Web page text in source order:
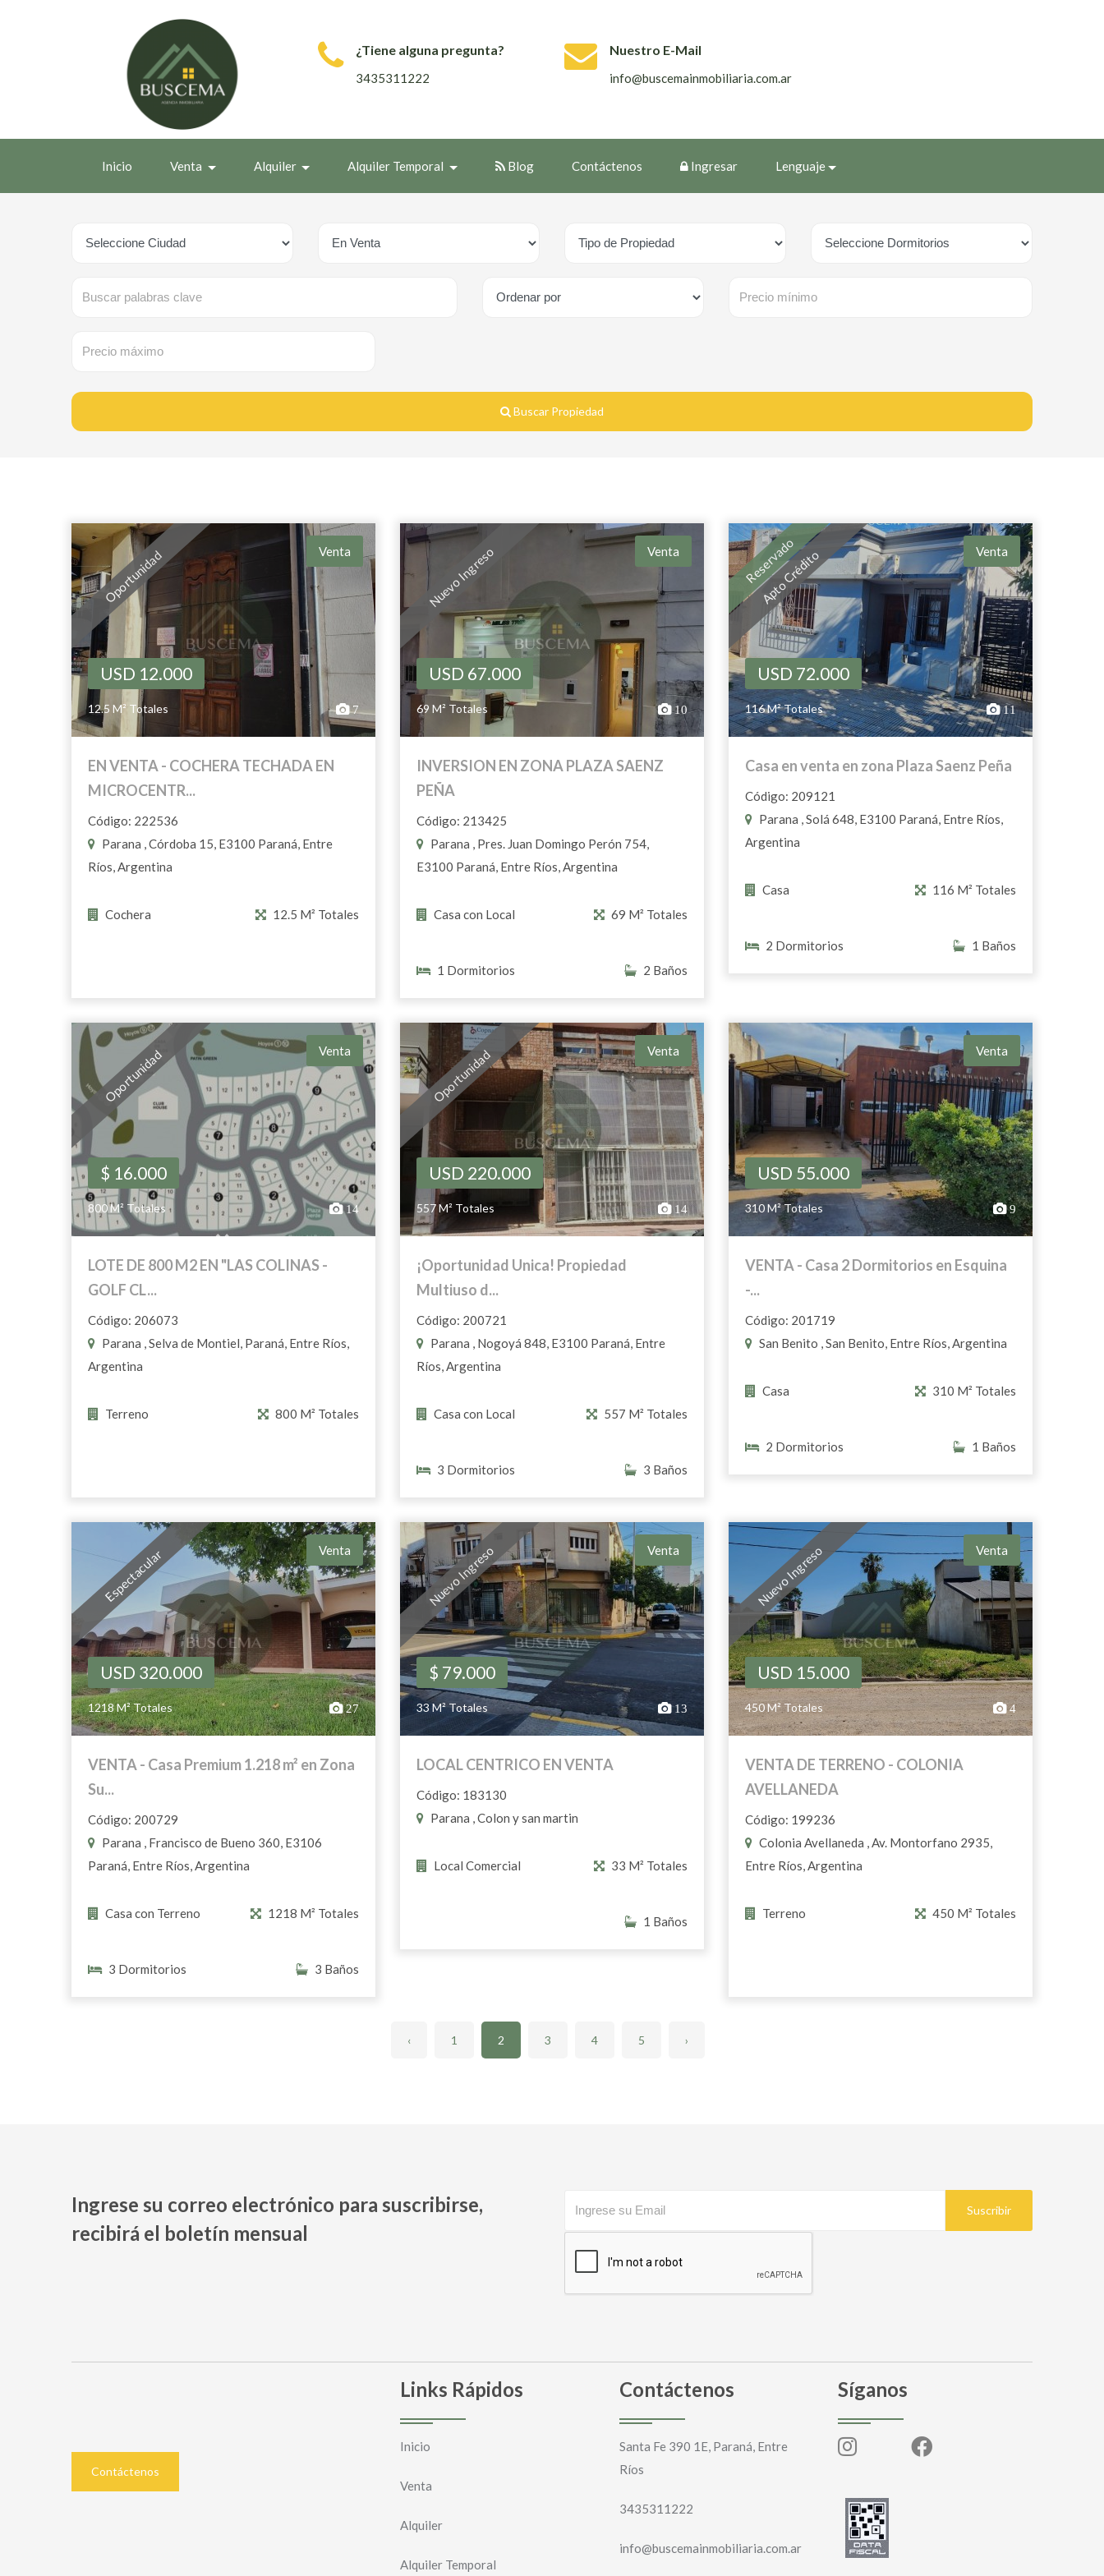
¿Tiene alguna pregunta?
3435311222
Nuestro E-Mail
info@buscemainmobiliaria.com.ar
Inicio Venta Alquiler Alquiler Temporal Blog Contáctenos Ingresar Lenguaje
Buscar Propiedad
Oportunidad Venta
USD 12.000
12.5 M² Totales 7
EN VENTA - COCHERA TECHADA EN
MICROCENTR...
Código: 222536
Parana , Córdoba 15, E3100 Paraná, Entre
Ríos, Argentina
Cochera 12.5 M² Totales
Nuevo Ingreso Venta
USD 67.000
69 M² Totales 10
INVERSION EN ZONA PLAZA SAENZ
PEÑA
Código: 213425
Parana , Pres. Juan Domingo Perón 754,
E3100 Paraná, Entre Ríos, Argentina
Casa con Local 69 M² Totales
1 Dormitorios 2 Baños
Reservado
Apto Crédito Venta
USD 72.000
116 M² Totales 11
Casa en venta en zona Plaza Saenz Peña
Código: 209121
Parana , Solá 648, E3100 Paraná, Entre Ríos,
Argentina
Casa 116 M² Totales
2 Dormitorios 1 Baños
Oportunidad Venta
$ 16.000
800 M² Totales 14
LOTE DE 800 M2 EN "LAS COLINAS -
GOLF CL...
Código: 206073
Parana , Selva de Montiel, Paraná, Entre Ríos,
Argentina
Terreno 800 M² Totales
Oportunidad Venta
USD 220.000
557 M² Totales 14
¡Oportunidad Unica! Propiedad
Multiuso d...
Código: 200721
Parana , Nogoyá 848, E3100 Paraná, Entre
Ríos, Argentina
Casa con Local 557 M² Totales
3 Dormitorios 3 Baños
Venta
USD 55.000
310 M² Totales 9
VENTA - Casa 2 Dormitorios en Esquina
-...
Código: 201719
San Benito , San Benito, Entre Ríos, Argentina
Casa 310 M² Totales
2 Dormitorios 1 Baños
Espectacular Venta
USD 320.000
1218 M² Totales 27
VENTA - Casa Premium 1.218 m² en Zona
Su...
Código: 200729
Parana , Francisco de Bueno 360, E3106
Paraná, Entre Ríos, Argentina
Casa con Terreno 1218 M² Totales
3 Dormitorios 3 Baños
Nuevo Ingreso Venta
$ 79.000
33 M² Totales 13
LOCAL CENTRICO EN VENTA
Código: 183130
Parana , Colon y san martin
Local Comercial 33 M² Totales
1 Baños
Nuevo Ingreso Venta
USD 15.000
450 M² Totales 4
VENTA DE TERRENO - COLONIA
AVELLANEDA
Código: 199236
Colonia Avellaneda , Av. Montorfano 2935,
Entre Ríos, Argentina
Terreno 450 M² Totales
‹ 1 2 3 4 5 ›
Ingrese su correo electrónico para suscribirse,
recibirá el boletín mensual
Suscribir
Contáctenos
Links Rápidos
Inicio
Venta
Alquiler
Alquiler Temporal
Contáctenos
Santa Fe 390 1E, Paraná, Entre
Ríos
3435311222
info@buscemainmobiliaria.com.ar
Síganos